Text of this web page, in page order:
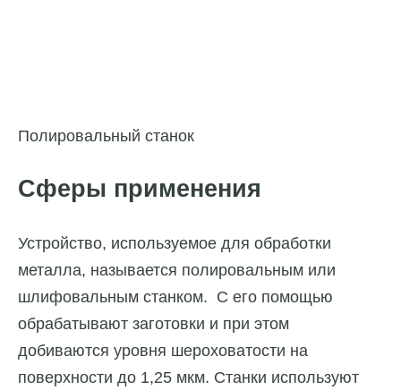
Полировальный станок
Сферы применения
Устройство, используемое для обработки
металла, называется полировальным или
шлифовальным станком. С его помощью
обрабатывают заготовки и при этом
добиваются уровня шероховатости на
поверхности до 1,25 мкм. Станки используют